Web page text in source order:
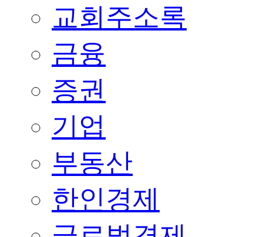
교회주소록
금융
증권
기업
부동산
한인경제